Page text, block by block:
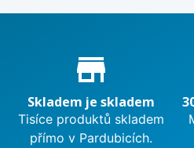
Proč nakupovat u nás?
store_mall_directory
Skladem je skladem
Tisíce produktů skladem
přímo v Pardubicích.